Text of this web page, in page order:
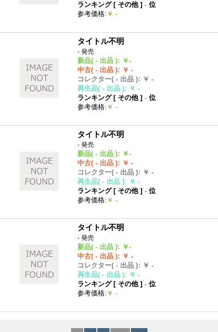
ランキング [ その他]- 位
参考価格: ￥ -
タイトル不明
- 発売
新品( - 出品 ): ￥-
中古( - 出品 ): ￥ -
コレクター( - 出品 ): ￥ -
再生品( - 出品 ): ￥ -
ランキング [ その他]- 位
参考価格: ￥ -
タイトル不明
- 発売
新品( - 出品 ): ￥-
中古( - 出品 ): ￥ -
コレクター( - 出品 ): ￥ -
再生品( - 出品 ): ￥ -
ランキング [ その他]- 位
参考価格: ￥ -
タイトル不明
- 発売
新品( - 出品 ): ￥-
中古( - 出品 ): ￥ -
コレクター( - 出品 ): ￥ -
再生品( - 出品 ): ￥ -
ランキング [ その他]- 位
参考価格: ￥ -